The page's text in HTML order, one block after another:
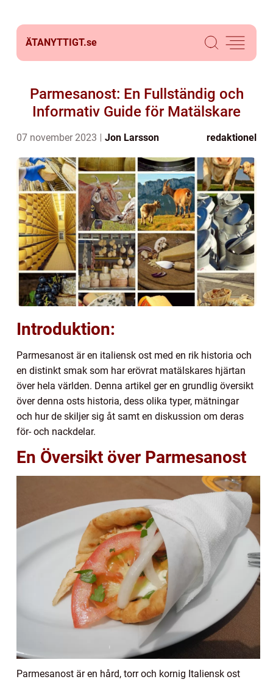
ÄTANYTTIGT.se
Parmesanost: En Fullständig och
Informativ Guide för Matälskare
07 november 2023 Jon Larsson redaktionel
Introduktion:
Parmesanost är en italiensk ost med en rik historia och
en distinkt smak som har erövrat matälskares hjärtan
över hela världen. Denna artikel ger en grundlig översikt
över denna osts historia, dess olika typer, mätningar
och hur de skiljer sig åt samt en diskussion om deras
för- och nackdelar.
En Översikt över Parmesanost
Parmesanost är en hård, torr och kornig Italiensk ost